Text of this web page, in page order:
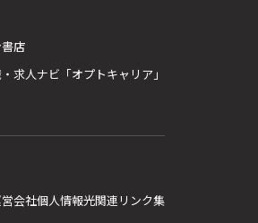
店
求人ナビ「オプトキャリア」
会社個人情報光関連リンク集